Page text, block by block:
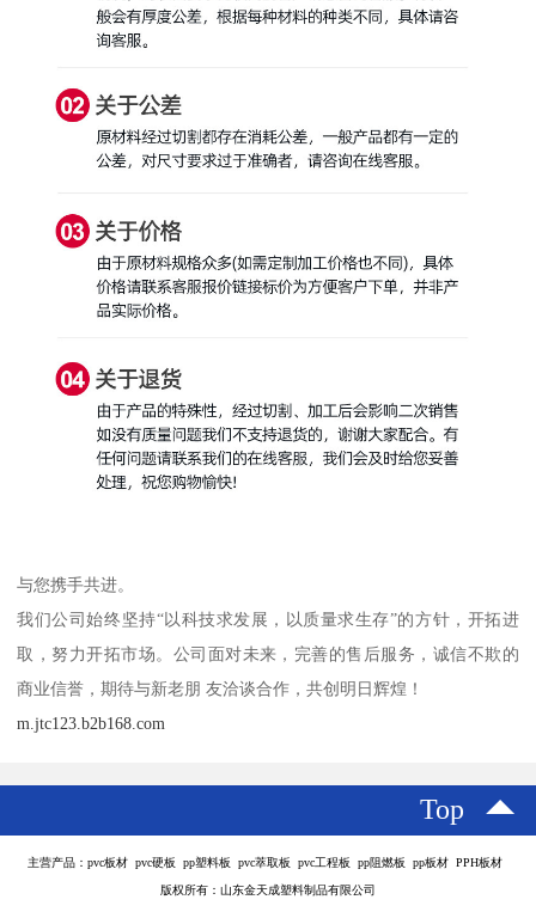
与您携手共进。
我们公司始终坚持“以科技求发展，以质量求生存”的方针，开拓进
取，努力开拓市场。公司面对未来，完善的售后服务，诚信不欺的
商业信誉，期待与新老朋 友洽谈合作，共创明日辉煌！
m.jtc123.b2b168.com
Top
主营产品：pvc板材 pvc硬板 pp塑料板 pvc萃取板 pvc工程板 pp阻燃板 pp板材 PPH板材
版权所有：山东金天成塑料制品有限公司